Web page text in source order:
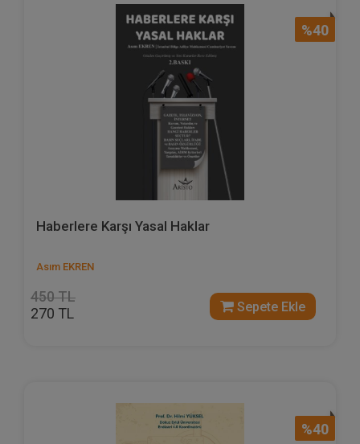
%40
Haberlere Karşı Yasal Haklar
Asım EKREN
450 TL
270 TL Sepete Ekle
%40